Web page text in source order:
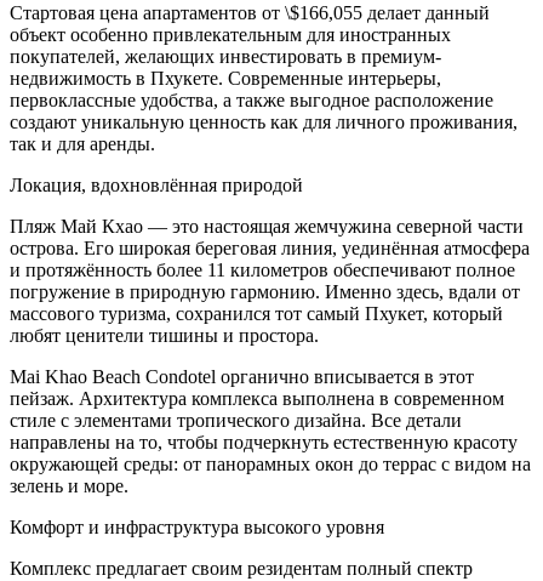
Стартовая цена апартаментов от \$166,055 делает данный
объект особенно привлекательным для иностранных
покупателей, желающих инвестировать в премиум-
недвижимость в Пхукете. Современные интерьеры,
первоклассные удобства, а также выгодное расположение
создают уникальную ценность как для личного проживания,
так и для аренды.
Локация, вдохновлённая природой
Пляж Май Кхао — это настоящая жемчужина северной части
острова. Его широкая береговая линия, уединённая атмосфера
и протяжённость более 11 километров обеспечивают полное
погружение в природную гармонию. Именно здесь, вдали от
массового туризма, сохранился тот самый Пхукет, который
любят ценители тишины и простора.
Mai Khao Beach Condotel органично вписывается в этот
пейзаж. Архитектура комплекса выполнена в современном
стиле с элементами тропического дизайна. Все детали
направлены на то, чтобы подчеркнуть естественную красоту
окружающей среды: от панорамных окон до террас с видом на
зелень и море.
Комфорт и инфраструктура высокого уровня
Комплекс предлагает своим резидентам полный спектр